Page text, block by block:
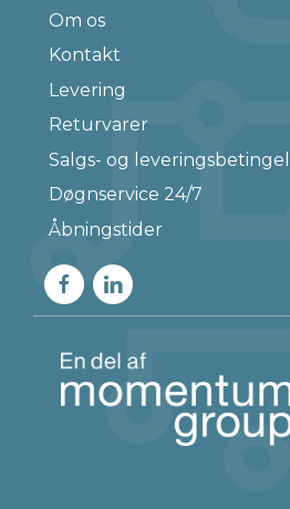
Om os
Kontakt
Levering
Returvarer
Salgs- og
Døgnservice 24/7
Åbningstider